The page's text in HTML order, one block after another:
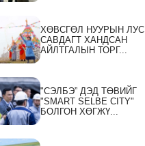
ХӨВСГӨЛ НУУРЫН ЛУС,
САВДАГТ ХАНДСАН
АЙЛТГАЛЫН ТОРГ...
"СЭЛБЭ” ДЭД ТӨВИЙГ
"SMART SELBE CITY"
БОЛГОН ХӨГЖҮ...